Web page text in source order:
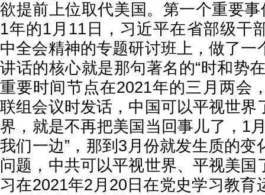
欲提前上位取代美国。第一个重要
1年的1月11日，习近平在省部级干
中全会精神的专题研讨班上，做了一
讲话的核心就是那句著名的“时和势
重要时间节点在2021年的三月两会
联组会议时发话，中国可以平视世界
界，就是不再把美国当回事儿了，1
我们一边”，那到3月份就发生质的变
问题，中共可以平视世界、平视美国
习在2021年2月20日在党史学习教育